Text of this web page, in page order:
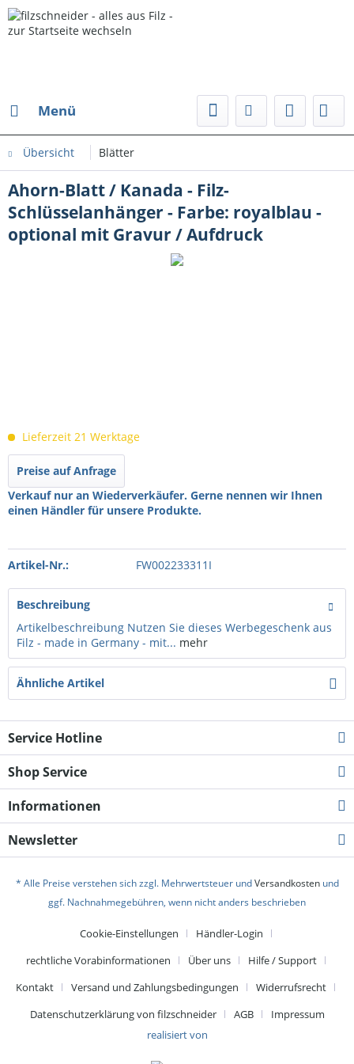
Menü
Übersicht Blätter
Ahorn-Blatt / Kanada - Filz-
Schlüsselanhänger - Farbe: royalblau -
optional mit Gravur / Aufdruck
Lieferzeit 21 Werktage
Preise auf Anfrage
Verkauf nur an Wiederverkäufer. Gerne nennen wir Ihnen
einen Händler für unsere Produkte.
Artikel-Nr.: FW002233311I
Beschreibung
Artikelbeschreibung Nutzen Sie dieses Werbegeschenk aus
Filz - made in Germany - mit... mehr
Ähnliche Artikel
Service Hotline
Shop Service
Informationen
Newsletter
* Alle Preise verstehen sich zzgl. Mehrwertsteuer undVersandkostenund
ggf. Nachnahmegebühren, wenn nicht anders beschrieben
Cookie-Einstellungen
Händler-Login
rechtliche Vorabinformationen
Über uns
Hilfe / Support
Kontakt
Versand und Zahlungsbedingungen
Widerrufsrecht
Datenschutzerklärung von filzschneider
AGB
Impressum
realisiert von